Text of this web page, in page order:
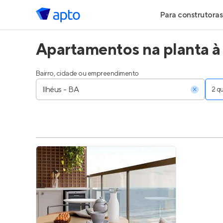
Para construtoras
Geração de
Geração de
Parcerias
Apartamentos na planta
Bairro, cidade ou empreendimento
2